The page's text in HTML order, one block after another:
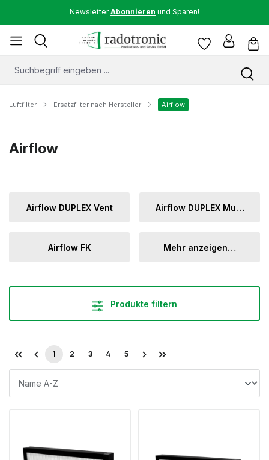
NewsletterAbonnieren und Sparen!
Luftfilter Ersatzfilter nach Hersteller Airflow
Airflow
Airflow DUPLEX Vent Airflow DUPLEX Multi Eco Serie
Airflow FK Mehr anzeigen…
Produkte filtern
Seite
1 Seite
2 Seite
3 Seite
4 Seite
5